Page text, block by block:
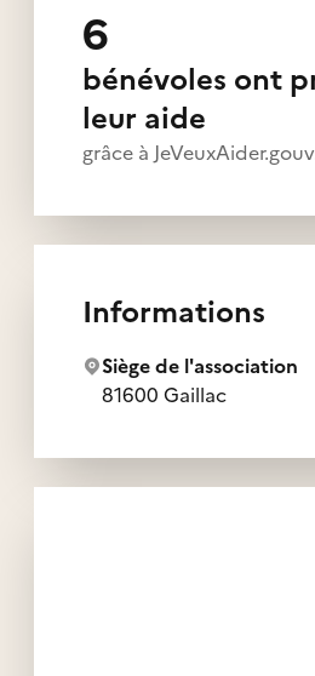
6
bénévoles ont
leur aide
grâce à
Informations
Siège de l'association
81600 Gaillac